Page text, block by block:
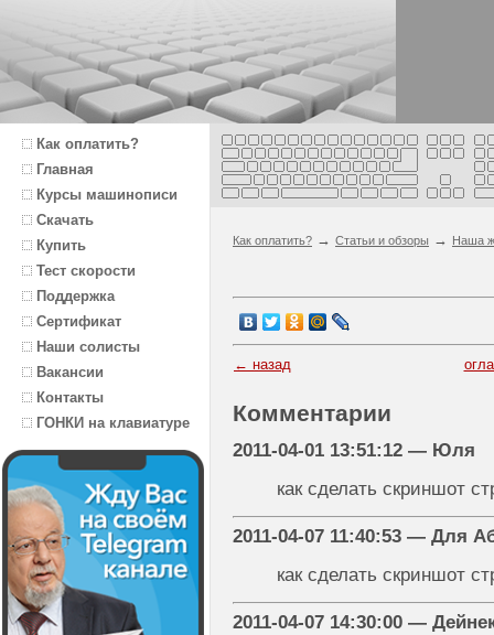
Как оплатить?
Главная
Курсы машинописи
Скачать
Купить
Тест скорости
Поддержка
Сертификат
Наши солисты
Вакансии
Контакты
ГОНКИ на клавиатуре
Как оплатить? → Статьи и обзоры → Наша
← назад
Комментарии
2011-04-01 13:51:12 — Юля
как сделать скриншот
2011-04-07 11:40:53 — Для
как сделать скриншот
2011-04-07 14:30:00 —